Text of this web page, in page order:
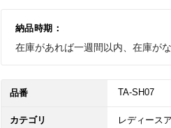
納品時期：
在庫があれば一週間以内、在庫が
品番 TA-SH07
カテゴリ レディース